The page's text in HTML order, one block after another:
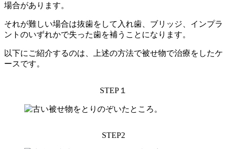
場合があります。
それが難しい場合は抜歯をして入れ歯、ブリッジ、インプラ
ントのいずれかで失った歯を補うことになります。
以下にご紹介するのは、上述の方法で被せ物で治療をしたケ
ースです。
STEP１
STEP2